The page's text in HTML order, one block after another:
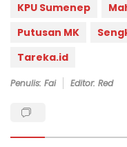
KPU Sumenep
Putusan MK
Tareka.id
Penulis: Fai Editor: Red